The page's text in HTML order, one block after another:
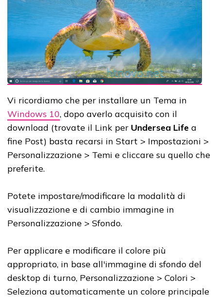
Vi ricordiamo che per installare un Tema in
Windows 10, dopo averlo acquisito con il
download (trovate il Link per Undersea Life a
fine Post) basta recarsi in Start > Impostazioni >
Personalizzazione > Temi e cliccare su quello che
preferite.
Potete impostare/modificare la modalità di
visualizzazione e di cambio immagine in
Personalizzazione > Sfondo.
Per applicare e modificare il colore più
appropriato, in base all'immagine di sfondo del
desktop di turno, Personalizzazione > Colori >
Seleziona automaticamente un colore principale